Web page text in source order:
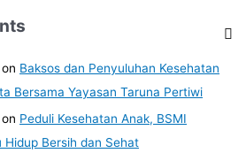
on Baksos dan Penyuluhan Kesehatan
Bersama Yayasan Taruna Pertiwi
on Peduli Kesehatan Anak, BSMI
Hidup Bersih dan Sehat